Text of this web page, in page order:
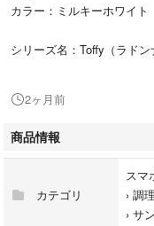
カラー：ミルキーホワイト
シリーズ名：Toffy（ラドン
発売年月日：2023/12/05
#Toffy
#調理家電
2ヶ月前
商品情報
カテゴリ
スマ
› 調
› サ